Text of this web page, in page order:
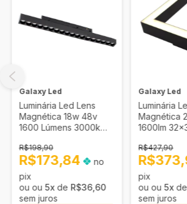
Galaxy Led
Luminária Led Lens
Magnética 18w 48v
1600 Lúmens 3000k
R$198,90
R$173,84
no
pix
5x de R$36,60
sem juros
Galaxy Led
Luminária
Magnética
1600lm
R$427,90
pix
5x de
sem juros